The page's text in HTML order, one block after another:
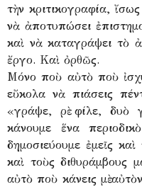
τὴν κριτικογραφία,
νὰ ἀποτυπώσει
καὶ νὰ καταγράψει τὸ
ἔργο. Καὶ ὀρθῶς.
Μόνο ποὺ αὐτὸ ποὺ
εὔκολα νὰ πιάσεις
«γράψε, ρὲ φίλε, δυὸ
κάνουμε ἕνα
δημοσιεύουμε ἐμεῖς
καὶ τοὺς διθυράμβους
αὐτὸ ποὺ κάνεις μὲ